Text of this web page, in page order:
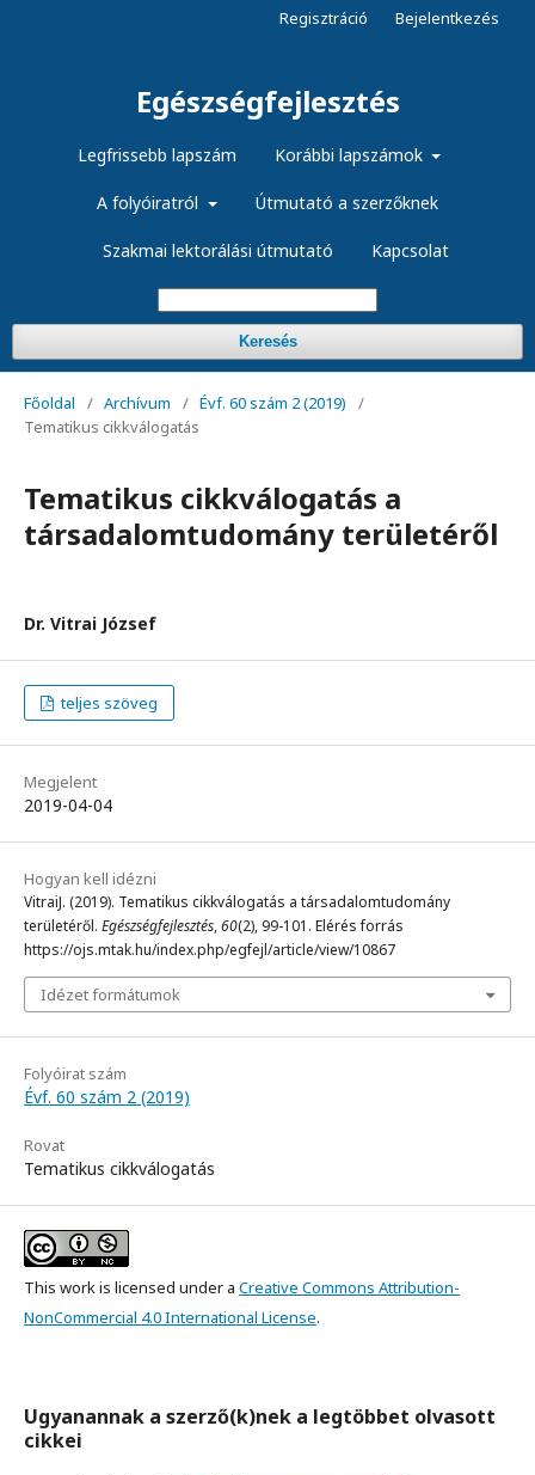
Egészségfejlesztés
Legfrissebb lapszám Korábbi lapszámok
A folyóiratról Útmutató a szerzőknek
Szakmai lektorálási útmutató Kapcsolat
Keresés
Regisztráció Bejelentkezés
Főoldal / Archívum / Évf. 60 szám 2 (2019)
/
Tematikus cikkválogatás
Tematikus cikkválogatás a
társadalomtudomány területéről
Dr. Vitrai József
teljes szöveg
Megjelent
2019-04-04
Hogyan kell idézni
VitraiJ. (2019). Tematikus cikkválogatás a társadalomtudomány
területéről. Egészségfejlesztés,60(2), 99-101. Elérés forrás
https://ojs.mtak.hu/index.php/egfejl/article/view/10867
Idézet formátumok
Folyóirat szám
Évf. 60 szám 2 (2019)
Rovat
Tematikus cikkválogatás
This work is licensed under a Creative Commons Attribution-
NonCommercial 4.0 International License.
Ugyanannak a szerző(k)nek a legtöbbet olvasott
cikkei